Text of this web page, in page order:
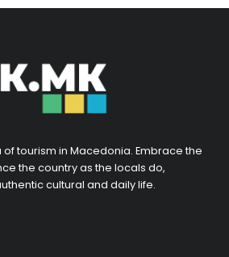
of tourism in Macedonia. Embrace the
the country as the locals do,
cultural and daily life.